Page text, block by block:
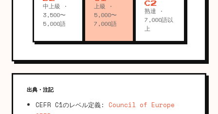
中上級 ·
3,500〜
5,000語
上級 ·
5,000〜
7,000語
C2
熟達 ·
7,000語以
上
出典・注記
CEFR C1のレベル定義: Council of Europe